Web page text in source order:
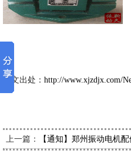
本文出处： http://www.xjzdjx.com/
上一篇： 【通知】郑州振动电机